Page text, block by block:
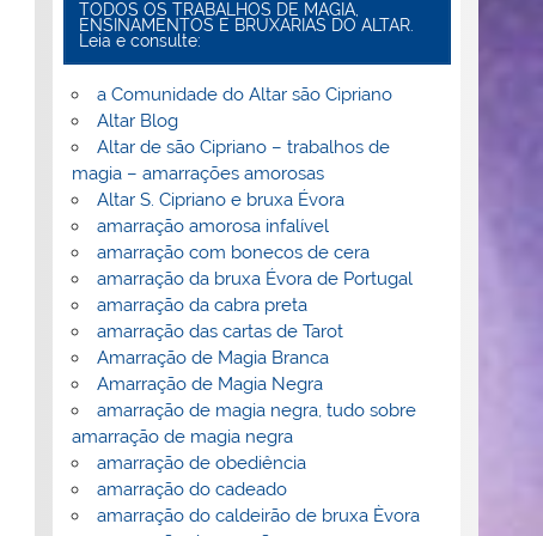
TODOS OS TRABALHOS DE MAGIA,
ENSINAMENTOS E BRUXARIAS DO ALTAR.
Leia e consulte:
a Comunidade do Altar são Cipriano
Altar Blog
Altar de são Cipriano – trabalhos de
magia – amarrações amorosas
Altar S. Cipriano e bruxa Évora
amarração amorosa infalível
amarração com bonecos de cera
amarração da bruxa Évora de Portugal
amarração da cabra preta
amarração das cartas de Tarot
Amarração de Magia Branca
Amarração de Magia Negra
amarração de magia negra, tudo sobre
amarração de magia negra
amarração de obediência
amarração do cadeado
amarração do caldeirão de bruxa Èvora